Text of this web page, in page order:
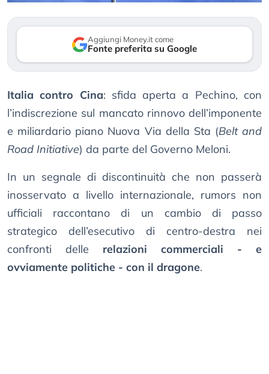
Aggiungi Money.it come
Fonte preferita su Google
Italia contro Cina: sfida aperta a Pechino, con
l’indiscrezione sul mancato rinnovo dell’imponente
e miliardario piano Nuova Via della Sta (Belt and
Road Initiative) da parte del Governo Meloni.
In un segnale di discontinuità che non passerà
inosservato a livello internazionale, rumors non
ufficiali raccontano di un cambio di passo
strategico dell’esecutivo di centro-destra nei
confronti delle relazioni commerciali - e
ovviamente politiche - con il dragone.